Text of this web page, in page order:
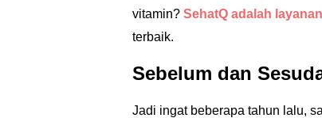
vitamin? SehatQ adalah
terbaik.
Sebelum dan
Jadi ingat beberapa tahun lalu,